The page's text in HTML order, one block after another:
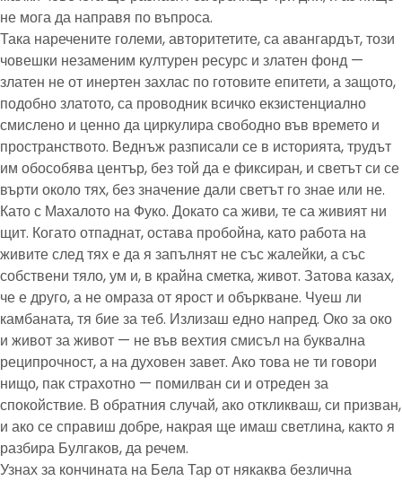
не мога да направя по въпроса.
Така наречените големи, авторитетите, са авангардът, този
човешки незаменим културен ресурс и златен фонд —
златен не от инертен захлас по готовите епитети, а защото,
подобно златото, са проводник всичко екзистенциално
смислено и ценно да циркулира свободно във времето и
пространството. Веднъж разписали се в историята, трудът
им обособява център, без той да е фиксиран, и светът си се
върти около тях, без значение дали светът го знае или не.
Като с Махалото на Фуко. Докато са живи, те са живият ни
щит. Когато отпаднат, остава пробойна, като работа на
живите след тях е да я запълнят не със жалейки, а със
собствени тяло, ум и, в крайна сметка, живот. Затова казах,
че е друго, а не омраза от ярост и объркване. Чуеш ли
камбаната, тя бие за теб. Излизаш едно напред. Око за око
и живот за живот — не във вехтия смисъл на буквална
реципрочност, а на духовен завет. Ако това не ти говори
нищо, пак страхотно — помилван си и отреден за
спокойствие. В обратния случай, ако откликваш, си призван,
и ако се справиш добре, накрая ще имаш светлина, както я
разбира Булгаков, да речем.
Узнах за кончината на Бела Тар от някаква безлична